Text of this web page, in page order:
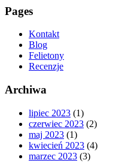
Pages
Kontakt
Blog
Felietony
Recenzje
Archiwa
lipiec 2023 (1)
czerwiec 2023 (2)
maj 2023 (1)
kwiecień 2023 (4)
marzec 2023 (3)